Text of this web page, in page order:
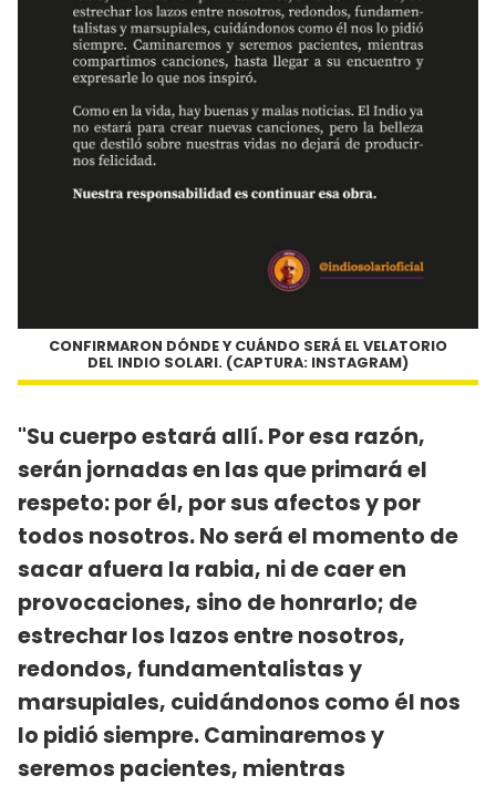
CONFIRMARON DÓNDE Y CUÁNDO SERÁ EL VELATORIO
DEL INDIO SOLARI. (CAPTURA: INSTAGRAM)
"Su cuerpo estará allí. Por esa razón,
serán jornadas en las que primará el
respeto: por él, por sus afectos y por
todos nosotros. No será el momento de
sacar afuera la rabia, ni de caer en
provocaciones, sino de honrarlo; de
estrechar los lazos entre nosotros,
redondos, fundamentalistas y
marsupiales, cuidándonos como él nos
lo pidió siempre. Caminaremos y
seremos pacientes, mientras